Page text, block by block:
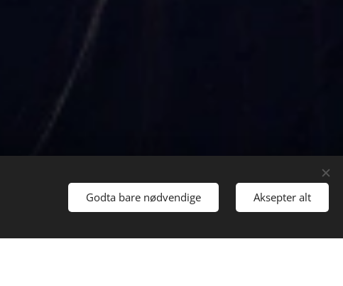
Godta bare nødvendige Aksepter alt